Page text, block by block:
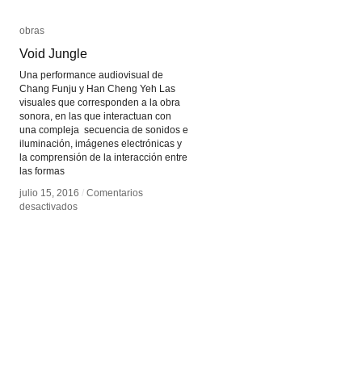
obras
Void Jungle
Una performance audiovisual de
Chang Funju y Han Cheng Yeh Las
visuales que corresponden a la obra
sonora, en las que interactuan con
una compleja secuencia de sonidos e
iluminación, imágenes electrónicas y
la comprensión de la interacción entre
las formas
julio 15, 2016 / Comentarios
desactivadosen
obras
Void Jungle
julio 15, 2016 / Comentarios
desactivadosen